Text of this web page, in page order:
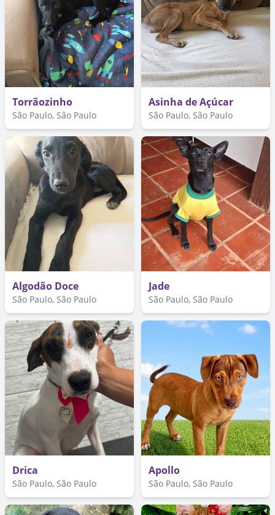
Torrãozinho
São Paulo, São Paulo
Asinha de Açúcar
São Paulo, São Paulo
Algodão Doce
São Paulo, São Paulo
Jade
São Paulo, São Paulo
Drica
São Paulo, São Paulo
Apollo
São Paulo, São Paulo